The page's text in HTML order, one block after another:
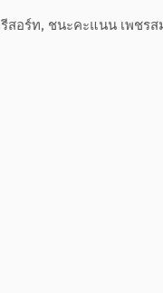
สอร์ท, ชนะคะแนน เพชร